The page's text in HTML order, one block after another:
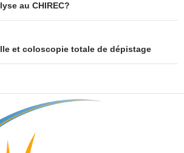
au CHIREC?
et coloscopie totale de dépistage